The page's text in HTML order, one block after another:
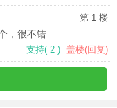
第 1 楼
，很不错
支持( 2 ) 盖楼(回复)